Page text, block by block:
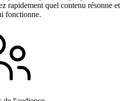
rapidement quel contenu résonne et
fonctionne.